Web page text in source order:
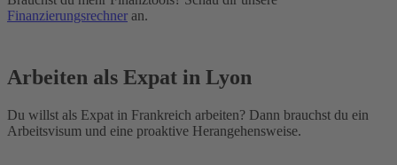
Finanzierungsrechner an.
Arbeiten als Expat in Lyon
Du willst als Expat in Frankreich arbeiten? Dann brauchst du ein
Arbeitsvisum und eine proaktive Herangehensweise.